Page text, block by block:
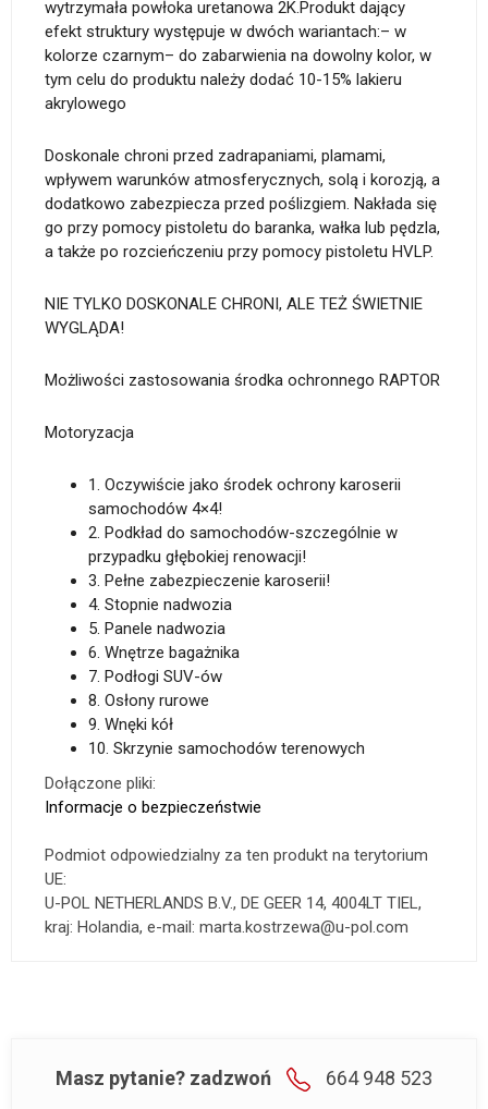
wytrzymała powłoka uretanowa 2K.Produkt dający
efekt struktury występuje w dwóch wariantach:– w
kolorze czarnym– do zabarwienia na dowolny kolor, w
tym celu do produktu należy dodać 10-15% lakieru
akrylowego
Doskonale chroni przed zadrapaniami, plamami,
wpływem warunków atmosferycznych, solą i korozją, a
dodatkowo zabezpiecza przed poślizgiem. Nakłada się
go przy pomocy pistoletu do baranka, wałka lub pędzla,
a także po rozcieńczeniu przy pomocy pistoletu HVLP.
NIE TYLKO DOSKONALE CHRONI, ALE TEŻ ŚWIETNIE
WYGLĄDA!
Możliwości zastosowania środka ochronnego RAPTOR
Motoryzacja
1. Oczywiście jako środek ochrony karoserii
samochodów 4×4!
2. Podkład do samochodów-szczególnie w
przypadku głębokiej renowacji!
3. Pełne zabezpieczenie karoserii!
4. Stopnie nadwozia
5. Panele nadwozia
6. Wnętrze bagażnika
7. Podłogi SUV-ów
8. Osłony rurowe
9. Wnęki kół
10. Skrzynie samochodów terenowych
Dołączone pliki:
Informacje o bezpieczeństwie
Podmiot odpowiedzialny za ten produkt na terytorium
UE:
U-POL NETHERLANDS B.V., DE GEER 14, 4004LT TIEL,
kraj: Holandia, e-mail: marta.kostrzewa@u-pol.com
Masz pytanie? zadzwoń 664 948 523